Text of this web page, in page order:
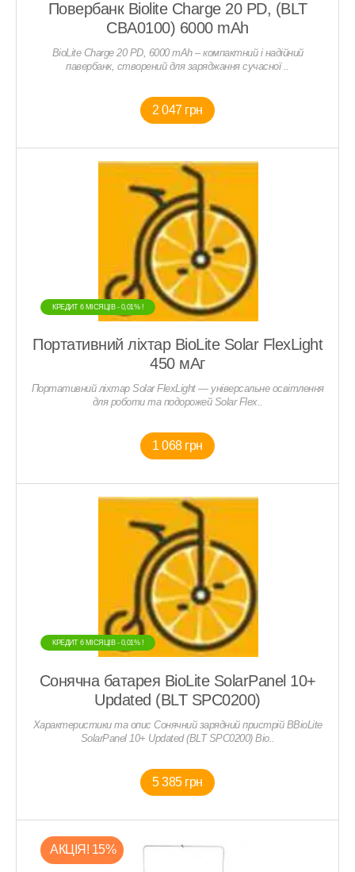
Повербанк Biolite Charge 20 PD, (BLT
CBA0100) 6000 mAh
BioLite Charge 20 PD, 6000 mAh – компактний і надійний
павербанк, створений для заряджання сучасної ..
2 047 грн
КРЕДИТ 6 МIСЯЦIВ - 0,01% !
Портативний ліхтар BioLite Solar FlexLight
450 мАг
Портативний ліхтар Solar FlexLight — універсальне освітлення
для роботи та подорожей Solar Flex..
1 068 грн
КРЕДИТ 6 МIСЯЦIВ - 0,01% !
Сонячна батарея BioLite SolarPanel 10+
Updated (BLT SPC0200)
Характеристики та опис Сонячний зарядний пристрій BBioLite
SolarPanel 10+ Updated (BLT SPC0200) Bio..
5 385 грн
АКЦIЯ! 15%